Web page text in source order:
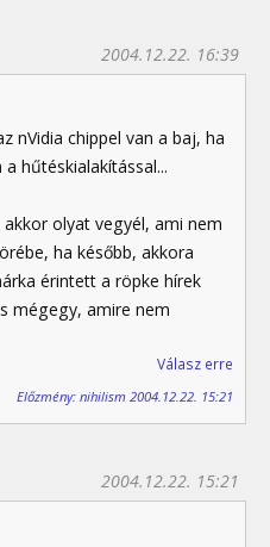
2004.12.22. 16:39
nVidia chippel van a baj, ha
hűtéskialakítással...
olyat vegyél, ami nem
ha később, akkora
érintett a röpke hírek
mégegy, amire nem
Válasz erre
Előzmény: nihilism 2004.12.22. 15:21
2004.12.22. 15:21